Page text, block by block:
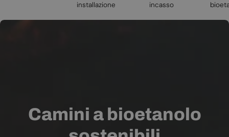
installazione
incasso
Camini a bioetanolo